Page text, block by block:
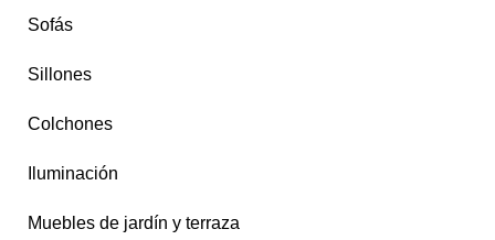
Sofás
Sillones
Colchones
Iluminación
Muebles de jardín y terraza